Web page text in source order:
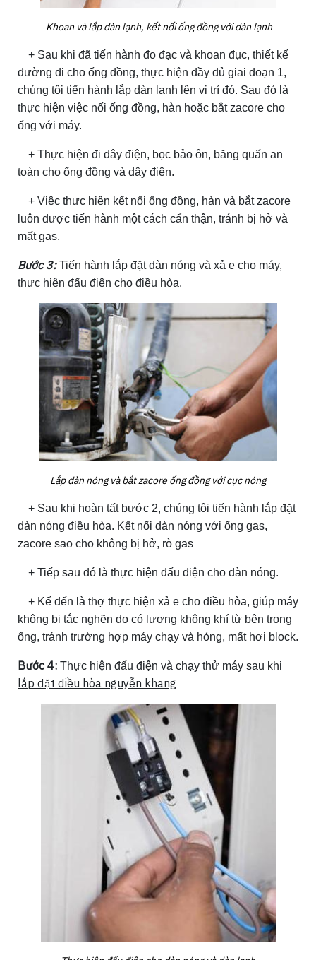
Khoan và lắp dàn lạnh, kết nối ống đồng với dàn lạnh
+ Sau khi đã tiến hành đo đạc và khoan đục, thiết kế
đường đi cho ống đồng, thực hiện đầy đủ giai đoạn 1,
chúng tôi tiến hành lắp dàn lạnh lên vị trí đó. Sau đó là
thực hiện việc nối ống đồng, hàn hoặc bắt zacore cho
ống với máy.
+ Thực hiện đi dây điện, bọc bảo ôn, băng quấn an
toàn cho ống đồng và dây điện.
+ Việc thực hiện kết nối ống đồng, hàn và bắt zacore
luôn được tiến hành một cách cẩn thận, tránh bị hở và
mất gas.
Bước 3:Tiến hành lắp đặt dàn nóng và xả e cho máy,
thực hiện đấu điện cho điều hòa.
Lắp dàn nóng và bắt zacore ống đồng với cục nóng
+ Sau khi hoàn tất bước 2, chúng tôi tiến hành lắp đặt
dàn nóng điều hòa. Kết nối dàn nóng với ống gas,
zacore sao cho không bị hở, rò gas
+ Tiếp sau đó là thực hiện đấu điện cho dàn nóng.
+ Kế đến là thợ thực hiện xả e cho điều hòa, giúp máy
không bị tắc nghẽn do có lượng không khí từ bên trong
ống, tránh trường hợp máy chạy và hỏng, mất hơi block.
Bước 4: Thực hiện đấu điện và chạy thử máy sau khi
lắp đặt điều hòa nguyễn khang